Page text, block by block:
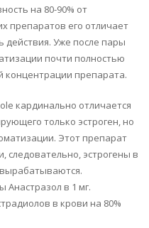
на 80-90% от
препаратов его отличает
действия. Уже после пары
почти полностью
концентрации препарата.
кардинально отличается
только эстроген, но
Этот препарат
следовательно, эстрогены в
в 1 мг.
в крови на 80%